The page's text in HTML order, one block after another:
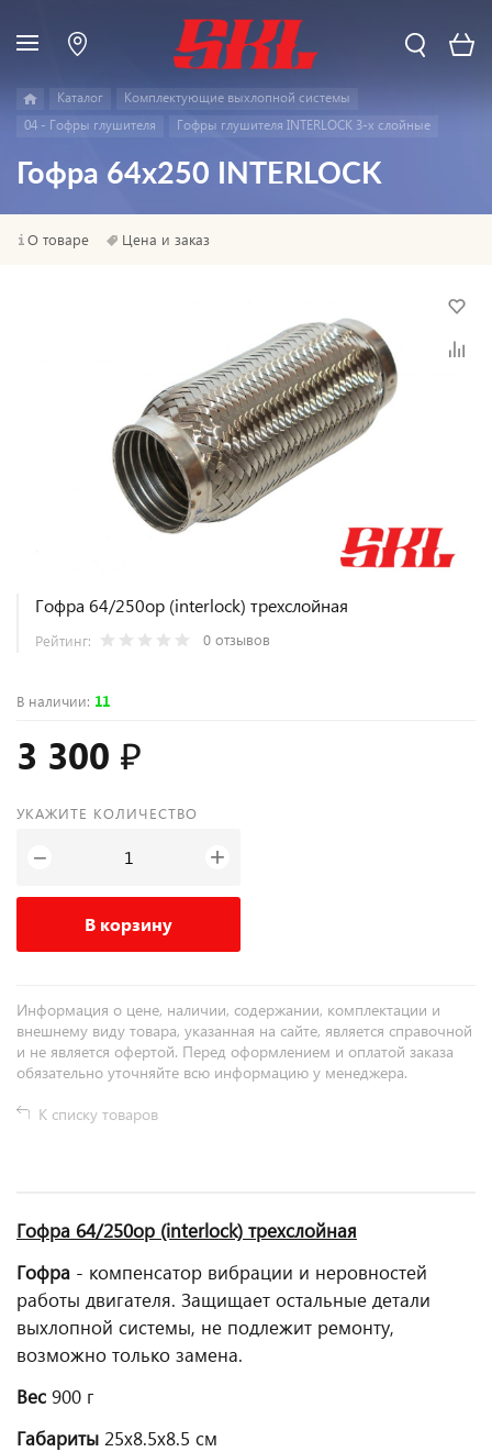
Каталог
Комплектующие выхлопной системы
04 - Гофры глушителя
Гофры глушителя INTERLOCK 3-х слойные
Гофра 64x250 INTERLOCK
О товаре Цена и заказ
Гофра 64/250ор (interlock) трехслойная
Рейтинг: 0 отзывов
В наличии: 11
3 300 ₽
УКАЖИТЕ КОЛИЧЕСТВО
− +
В корзину
Информация о цене, наличии, содержании, комплектации и
внешнему виду товара, указанная на сайте, является справочной
и не является офертой. Перед оформлением и оплатой заказа
обязательно уточняйте всю информацию у менеджера.
К списку товаров
Гофра 64/250oр (interlock) трехслойная
Гофра - компенсатор вибрации и неровностей
работы двигателя. Защищает остальные детали
выхлопной системы, не подлежит ремонту,
возможно только замена.
Вес 900 г
Габариты 25x8.5x8.5 см